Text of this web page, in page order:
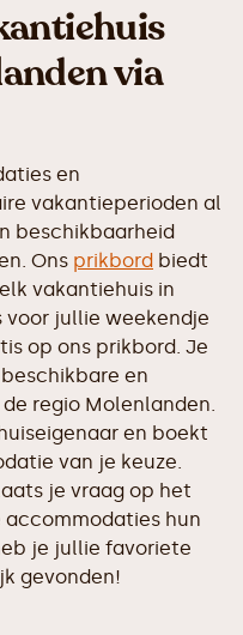
via
en
vakantieperioden al
beschikbaarheid
Ons prikbord biedt
vakantiehuis in
voor jullie weekendje
op ons prikbord. Je
en
regio Molenlanden.
en boekt
van je keuze.
je vraag op het
hun
je jullie favoriete
gevonden!